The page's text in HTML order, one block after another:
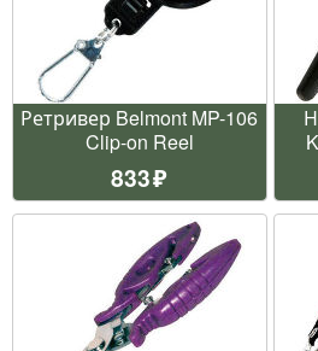
Ретривер Belmont MP-106
Clip-on Reel
833